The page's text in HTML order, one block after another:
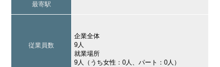
最寄駅
従業員数
企業全体
9人
就業場所
9人（うち女性：0人、パート：0人）